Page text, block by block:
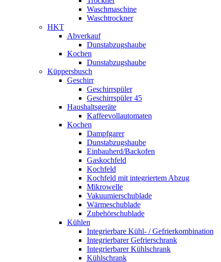
Waschmaschine
Waschtrockner
HKT
Abverkauf
Dunstabzugshaube
Kochen
Dunstabzugshaube
Küppersbusch
Geschirr
Geschirrspüler
Geschirrspüler 45
Haushaltsgeräte
Kaffeevollautomaten
Kochen
Dampfgarer
Dunstabzugshaube
Einbauherd/Backofen
Gaskochfeld
Kochfeld
Kochfeld mit integriertem Abzug
Mikrowelle
Vakuumierschublade
Wärmeschublade
Zubehörschublade
Kühlen
Integrierbare Kühl- / Gefrierkombination
Integrierbarer Gefrierschrank
Integrierbarer Kühlschrank
Kühlschrank